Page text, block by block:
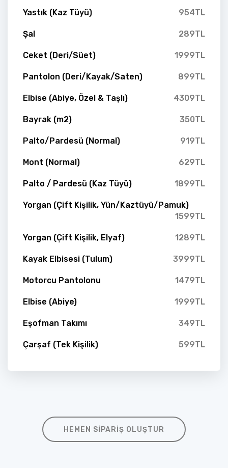
Yastık (Kaz Tüyü) 954TL
Şal 289TL
Ceket (Deri/Süet) 1999TL
Pantolon (Deri/Kayak/Saten) 899TL
Elbise (Abiye, Özel & Taşlı) 4309TL
Bayrak (m2) 350TL
Palto/Pardesü (Normal) 919TL
Mont (Normal) 629TL
Palto / Pardesü (Kaz Tüyü) 1899TL
Yorgan (Çift Kişilik, Yün/Kaztüyü/Pamuk)
1599TL
Yorgan (Çift Kişilik, Elyaf) 1289TL
Kayak Elbisesi (Tulum) 3999TL
Motorcu Pantolonu 1479TL
Elbise (Abiye) 1999TL
Eşofman Takımı 349TL
Çarşaf (Tek Kişilik) 599TL
HEMEN SIPARIŞ OLUŞTUR